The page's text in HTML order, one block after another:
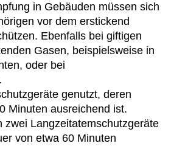
in Gebäuden müssen sich
vor dem erstickend
Ebenfalls bei giftigen
Gasen, beispielsweise in
oder bei
genutzt, deren
Minuten ausreichend ist.
zwei Langzeitatemschutzgeräte
von etwa 60 Minuten